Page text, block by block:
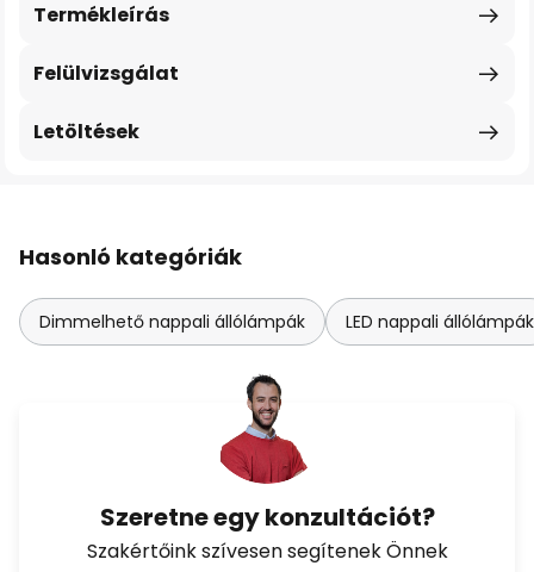
Termékleírás
Felülvizsgálat
Letöltések
Hasonló kategóriák
Dimmelhető nappali állólámpák LED nappali állólámpák
Szeretne egy konzultációt?
Szakértőink szívesen segítenek Önnek